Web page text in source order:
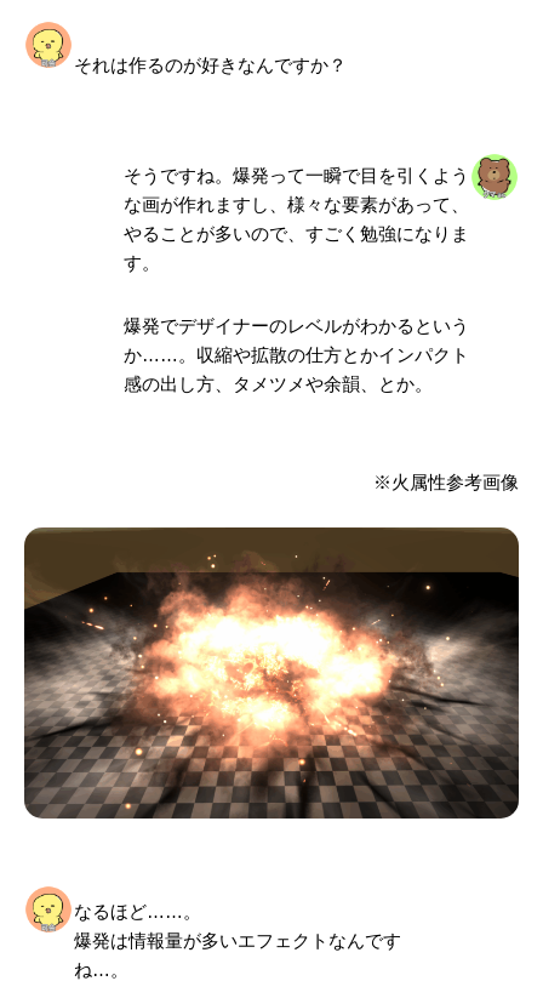
それは作るのが好きなんですか？
そうですね。爆発って一瞬で目を引くよう
な画が作れますし、様々な要素があって、
やることが多いので、すごく勉強になりま
す。
爆発でデザイナーのレベルがわかるという
か……。 収縮や拡散の仕方とかインパクト
感の出し方、タメツメや余韻 、とか。
※火属性参考画像
なるほど……。
爆発は情報量が多いエフェクトなんです
ね…。